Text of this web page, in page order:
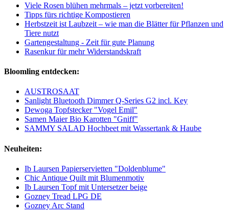
Viele Rosen blühen mehrmals – jetzt vorbereiten!
Tipps fürs richtige Kompostieren
Herbstzeit ist Laubzeit – wie man die Blätter für Pflanzen und
Tiere nutzt
Gartengestaltung - Zeit für gute Planung
Rasenkur für mehr Widerstandskraft
Bloomling entdecken:
AUSTROSAAT
Sanlight Bluetooth Dimmer Q-Series G2 incl. Key
Dewoga Topfstecker "Vogel Emil"
Samen Maier Bio Karotten "Gniff"
SAMMY SALAD Hochbeet mit Wassertank & Haube
Neuheiten:
Ib Laursen Papierservietten "Doldenblume"
Chic Antique Quilt mit Blumenmotiv
Ib Laursen Topf mit Untersetzer beige
Gozney Tread LPG DE
Gozney Arc Stand